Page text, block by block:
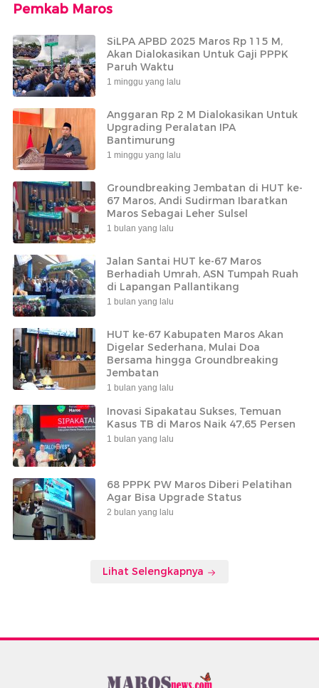
Pemkab Maros
SiLPA APBD 2025 Maros Rp 115 M,
Akan Dialokasikan Untuk Gaji PPPK
Paruh Waktu
1 minggu yang lalu
Anggaran Rp 2 M Dialokasikan Untuk
Upgrading Peralatan IPA
Bantimurung
1 minggu yang lalu
Groundbreaking Jembatan di HUT ke-
67 Maros, Andi Sudirman Ibaratkan
Maros Sebagai Leher Sulsel
1 bulan yang lalu
Jalan Santai HUT ke-67 Maros
Berhadiah Umrah, ASN Tumpah Ruah
di Lapangan Pallantikang
1 bulan yang lalu
HUT ke-67 Kabupaten Maros Akan
Digelar Sederhana, Mulai Doa
Bersama hingga Groundbreaking
Jembatan
1 bulan yang lalu
Inovasi Sipakatau Sukses, Temuan
Kasus TB di Maros Naik 47,65 Persen
1 bulan yang lalu
68 PPPK PW Maros Diberi Pelatihan
Agar Bisa Upgrade Status
2 bulan yang lalu
Lihat Selengkapnya